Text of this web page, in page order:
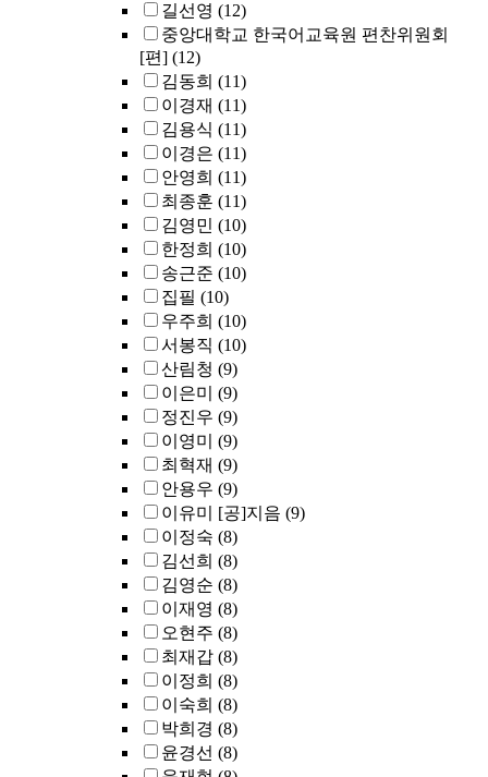
길선영 (12)
중앙대학교 한국어교육원 편찬위원회
[편] (12)
김동희 (11)
이경재 (11)
김용식 (11)
이경은 (11)
안영희 (11)
최종훈 (11)
김영민 (10)
한정희 (10)
송근준 (10)
집필 (10)
우주희 (10)
서봉직 (10)
산림청 (9)
이은미
(9)
정진우 (9)
이영미
(9)
최혁재 (9)
안용우 (9)
이유미 [공]지음 (9)
이정숙 (8)
김선희 (8)
김영순 (8)
이재영 (8)
오현주 (8)
최재갑 (8)
이정희 (8)
이숙희 (8)
박희경 (8)
윤경선 (8)